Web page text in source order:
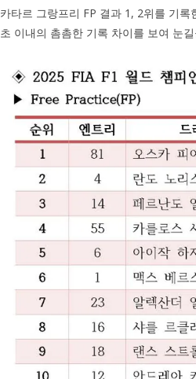
카타르 그랑프리 FP 결과 1, 2위를 기
초 이내의 촘촘한 기록 차이를 보여 눈